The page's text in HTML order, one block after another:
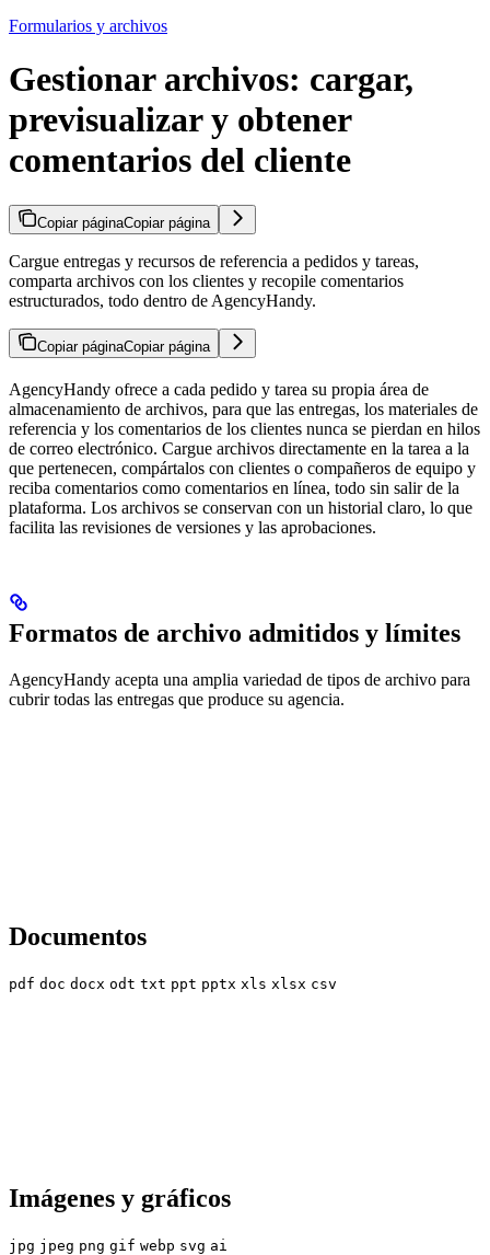
Formularios y archivos
Gestionar archivos: cargar,
previsualizar y obtener
comentarios del cliente
Copiar páginaCopiar página
Cargue entregas y recursos de referencia a pedidos y tareas,
comparta archivos con los clientes y recopile comentarios
estructurados, todo dentro de AgencyHandy.
Copiar páginaCopiar página
AgencyHandy ofrece a cada pedido y tarea su propia área de
almacenamiento de archivos, para que las entregas, los materiales de
referencia y los comentarios de los clientes nunca se pierdan en hilos
de correo electrónico. Cargue archivos directamente en la tarea a la
que pertenecen, compártalos con clientes o compañeros de equipo y
reciba comentarios como comentarios en línea, todo sin salir de la
plataforma. Los archivos se conservan con un historial claro, lo que
facilita las revisiones de versiones y las aprobaciones.
Formatos de archivo admitidos y límites
AgencyHandy acepta una amplia variedad de tipos de archivo para
cubrir todas las entregas que produce su agencia.
Documentos
pdf doc docx odt txt ppt pptx xls xlsx csv
Imágenes y gráficos
jpg jpeg png gif webp svg ai